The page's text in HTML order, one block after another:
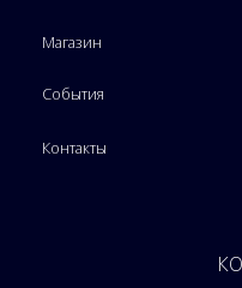
Магазин
События
Контакты